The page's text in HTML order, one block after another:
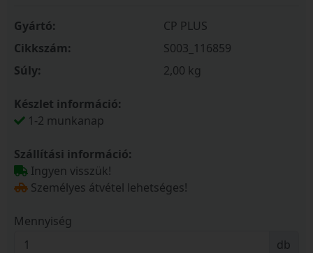
Gyártó:
CP PLUS
Cikkszám:
S003_116859
Súly:
2,00 kg
Készlet információ:
1-2 munkanap
Szállítási információ:
Ingyen visszük!
Személyes átvétel lehetséges!
Mennyiség
db